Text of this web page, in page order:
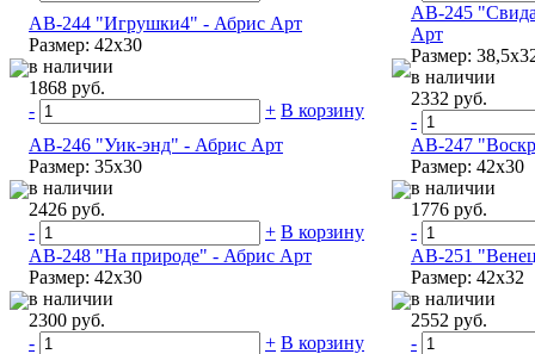
АВ-244 "Игрушки4" - Абрис Арт
Размер: 42х30
в наличии
1868 руб.
-
+ В корзину
АВ-245
Арт
Размер:
в наличии
2332 руб.
-
АВ-246 "Уик-энд" - Абрис Арт
Размер: 35х30
в наличии
2426 руб.
-
+ В корзину
АВ-247
Размер: 42х30
в наличии
1776 руб.
-
АВ-248 "На природе" - Абрис Арт
Размер: 42х30
в наличии
2300 руб.
-
+ В корзину
АВ-251
Размер: 42х32
в наличии
2552 руб.
-